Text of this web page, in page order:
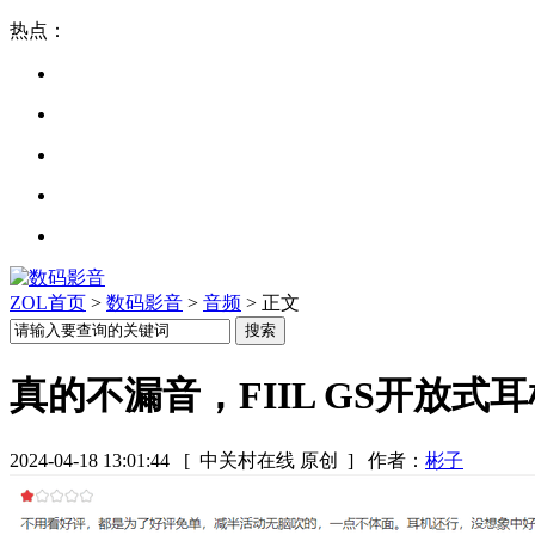
热点：
ZOL首页 > 数码影音 > 音频 > 正文
真的不漏音，FIIL GS开放式
2024-04-18 13:01:44 [ 中关村在线 原创 ] 作者： 彬子